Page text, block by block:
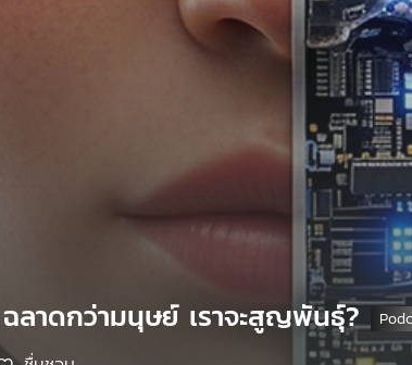
ลาดกว่ามนุษย์ เราจะสูญพันธุ์?